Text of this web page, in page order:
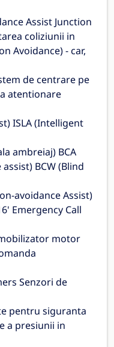
Assist Junction
coliziunii in
Avoidance) - car,
de centrare pe
atentionare
ISLA (Intelligent
ambreiaj) BCA
BCW (Blind
avoidance Assist)
Emergency Call
motor
Senzori de
pentru siguranta
a presiunii in